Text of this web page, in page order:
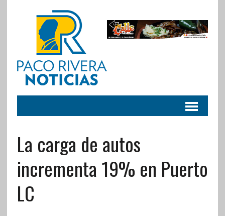
La carga de autos
incrementa 19% en Puerto
LC